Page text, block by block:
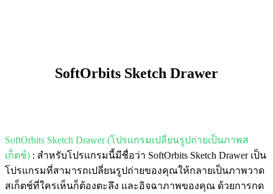
SoftOrbits Sketch Drawer
SoftOrbits Sketch Drawer (โปรแกรมเปลี่ยนรูปถ่ายเป็นภาพส
เก็ตช์) : สำหรับโปรแกรมนี้มีชื่อว่า SoftOrbits Sketch Drawer เป็น
โปรแกรมที่สามารถเปลี่ยนรูปถ่ายของคุณให้กลายเป็นภาพวาด
สเก็ตช์ที่ใครเห็นก็ต้องตะลึง และอิจฉาภาพของคุณ ด้วยการกด